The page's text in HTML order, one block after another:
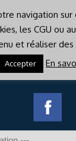
navigation
les CGU ou
et réaliser
Accepter En